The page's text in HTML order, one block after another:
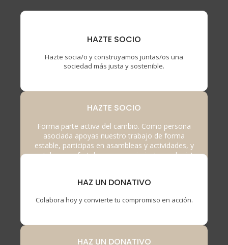
HAZTE SOCIO
Hazte socia/o y construyamos juntas/os una
sociedad más justa y sostenible.
HAZTE SOCIO
Forma parte activa del cambio. Como persona
asociada apoyas nuestro trabajo de forma
estable, participas en asambleas y actividades, y
contribuyes a fortalecer un movimiento ecologista
HAZ UN DONATIVO
Colabora hoy y convierte tu compromiso en acción.
HAZ UN DONATIVO